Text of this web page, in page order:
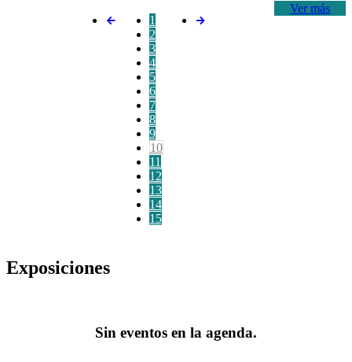
Ver más
1
2
3
4
5
6
7
8
9
10
11
12
13
14
15
Exposiciones
Sin eventos en la agenda.